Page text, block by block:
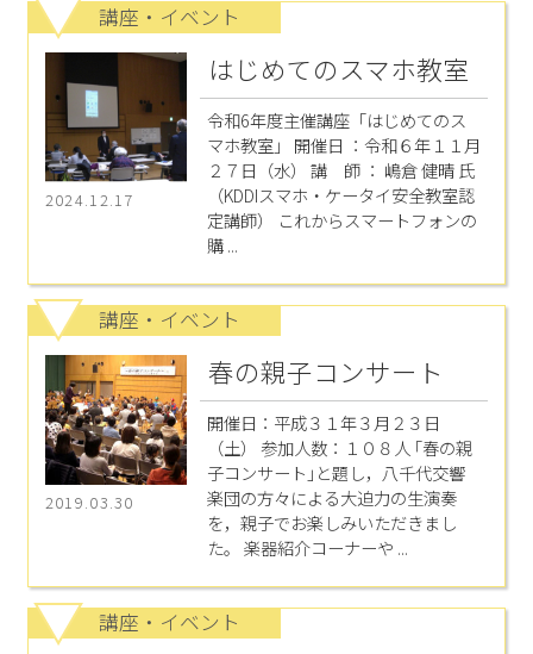
講座・イベント
2024.12.17
はじめてのスマホ教室
令和6年度主催講座「はじめてのス
マホ教室」 開催日 ：令和６年１１月
２７日（水） 講 師 ： 嶋倉 健晴 氏
（KDDIスマホ・ケータイ安全教室認
定講師） これからスマートフォンの
購 ...
講座・イベント
2019.03.30
春の親子コンサート
開催日：平成３１年３月２３日
（土） 参加人数：１０８人 ｢春の親
子コンサート｣と題し，八千代交響
楽団の方々による大迫力の生演奏
を，親子でお楽しみいただきまし
た。 楽器紹介コーナーや ...
講座・イベント